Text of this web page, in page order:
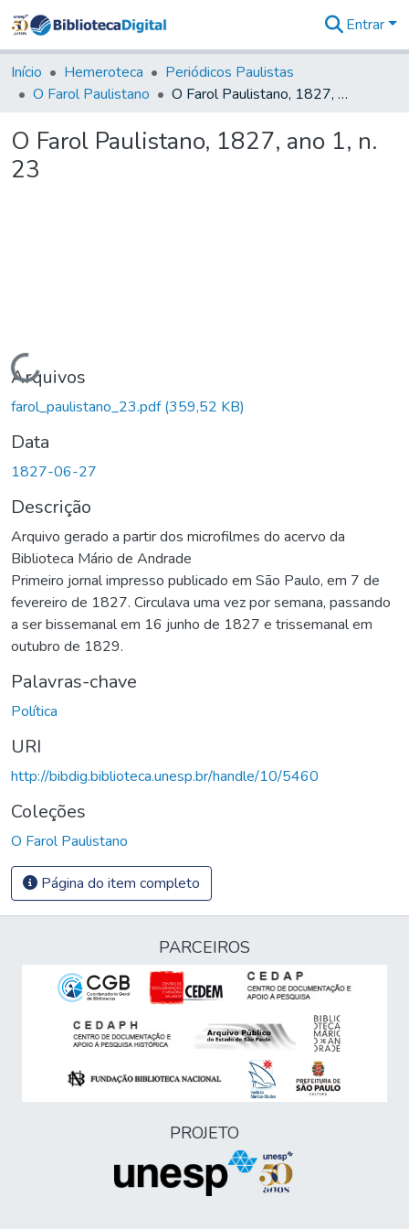
&
Coleções
Tudo na
Digital
Entrar
Início Hemeroteca
Periódicos Paulistas
O Farol Paulistano
O Farol Paulistano, 1827, ano 1, n. 23
O Farol Paulistano, 1827, ano 1, n.
23
Carregando...
Arquivos
farol_paulistano_23.pdf(359,52 KB)
Data
1827-06-27
Descrição
Arquivo gerado a partir dos microfilmes do acervo da
Biblioteca Mário de Andrade
Primeiro jornal impresso publicado em São Paulo, em 7 de
fevereiro de 1827. Circulava uma vez por semana, passando
a ser bissemanal em 16 junho de 1827 e trissemanal em
outubro de 1829.
Palavras-chave
Política
URI
http://bibdig.biblioteca.unesp.br/handle/10/5460
Coleções
O Farol Paulistano
Página do item completo
PARCEIROS
PROJETO